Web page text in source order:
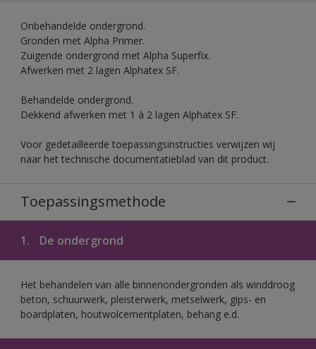
Onbehandelde ondergrond.
Gronden met Alpha Primer.
Zuigende ondergrond met Alpha Superfix.
Afwerken met 2 lagen Alphatex SF.
Behandelde ondergrond.
Dekkend afwerken met 1 à 2 lagen Alphatex SF.
Voor gedetailleerde toepassingsinstructies verwijzen wij
naar het technische documentatieblad van dit product.
Toepassingsmethode
1. De ondergrond
Het behandelen van alle binnenondergronden als winddroog
beton, schuurwerk, pleisterwerk, metselwerk, gips- en
boardplaten, houtwolcementplaten, behang e.d.